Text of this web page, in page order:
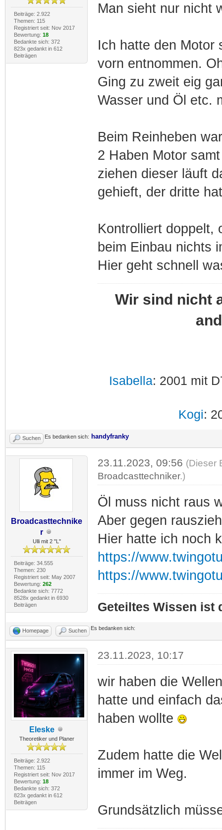
Beiträge: 2.922
Themen: 115
Registriert seit: Nov 2017
Bewertung: 18
Bedankte sich: 372
823x gedankt in 612
Beiträgen
Man sieht nur nicht
Ich hatte den Motor
vorn entnommen.
Ging zu zweit eig
Wasser und Öl etc.
Beim Reinheben
2 Haben Motor
ziehen dieser läuft
gehieft, der dritte
Kontrolliert doppelt,
beim Einbau nichts
Hier geht schnell
Wir sind nicht
Isabella: 2001 mit
Kogi:
Suchen Es bedanken sich: handyfranky
Broadcasttechnike
r
Ulli mit 2 "L"
Beiträge: 34.555
Themen: 230
Registriert seit: May 2007
Bewertung: 262
Bedankte sich: 7772
8528x gedankt in 6930
Beiträgen
23.11.2023, 09:56 (Dieser
Broadcasttechniker.)
Öl muss nicht raus
Aber gegen
Hier hatte ich noch
https://
https://
Geteiltes Wissen ist
Homepage Suchen Es bedanken sich:
Eleske
Theoretiker und Planer
Beiträge: 2.922
Themen: 115
Registriert seit: Nov 2017
Bewertung: 18
Bedankte sich: 372
823x gedankt in 612
Beiträgen
23.11.2023, 10:17
wir haben die
hatte und einfach
haben wollte
Zudem hatte die
immer im Weg.
Grundsätzlich